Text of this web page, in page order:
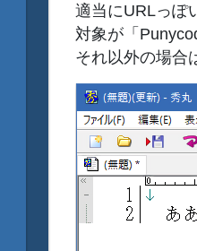
適当にURLっぽ
対象が「
それ以外の場合